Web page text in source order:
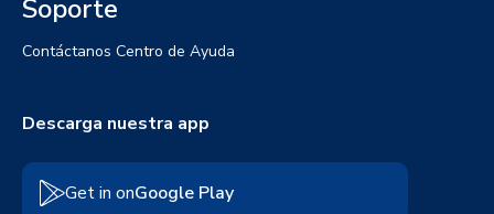
Soporte
Contáctanos Centro de Ayuda
Descarga nuestra app
Get in onGoogle Play